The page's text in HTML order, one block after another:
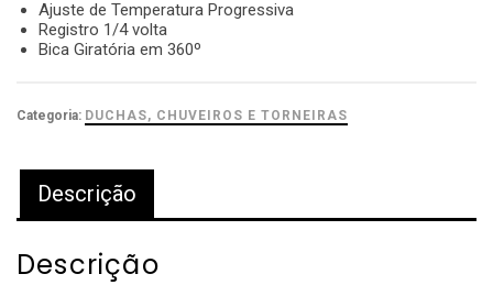
Ajuste de Temperatura Progressiva
Registro 1/4 volta
Bica Giratória em 360º
Categoria: DUCHAS, CHUVEIROS E TORNEIRAS
Descrição
Descrição